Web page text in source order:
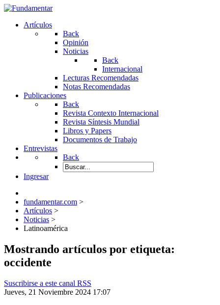
Artículos
Back
Opinión
Noticias
Back
Internacional
Lecturas Recomendadas
Notas Recomendadas
Publicaciones
Back
Revista Contexto Internacional
Revista Síntesis Mundial
Libros y Papers
Documentos de Trabajo
Entrevistas
Back
Ingresar
fundamentar.com >
Artículos >
Noticias >
Latinoamérica
Mostrando artículos por etiqueta:
occidente
Suscribirse a este canal RSS
Jueves, 21 Noviembre 2024 17:07